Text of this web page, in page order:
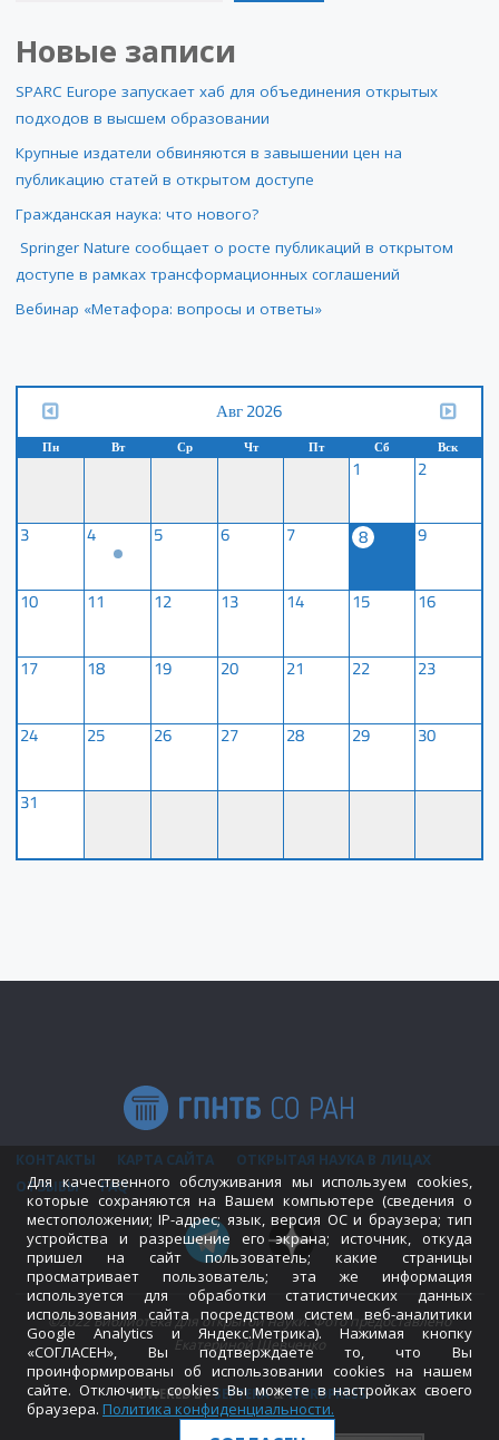
Новые записи
SPARC Europe запускает хаб для объединения открытых
подходов в высшем образовании
Крупные издатели обвиняются в завышении цен на
публикацию статей в открытом доступе
Гражданская наука: что нового?
Springer Nature сообщает о росте публикаций в открытом
доступе в рамках трансформационных соглашений
Вебинар «Метафора: вопросы и ответы»
Авг 2026
Пн Вт Ср Чт Пт Сб Вск
1 2
3 4 5 6 7 8 9
10 11 12 13 14 15 16
17 18 19 20 21 22 23
24 25 26 27 28 29 30
31
КОНТАКТЫ КАРТА САЙТА
ОТКРЫТАЯ НАУКА В ЛИЦАХ
ОТЗЫВЫ
FAQ
©2022 Библиотека для открытой науки. Фото предоставлено
Екатериной Шевченко
POWERED BYSEPTERA&WORDPRESS.
Для качественного обслуживания мы используем cookies,
которые сохраняются на Вашем компьютере (сведения о
местоположении; IP-адрес; язык, версия ОС и браузера; тип
устройства и разрешение его экрана; источник, откуда
пришел на сайт пользователь; какие страницы
просматривает пользователь; эта же информация
используется для обработки статистических данных
использования сайта посредством систем веб-аналитики
Google Analytics и Яндекс.Метрика). Нажимая кнопку
«СОГЛАСЕН», Вы подтверждаете то, что Вы
проинформированы об использовании cookies на нашем
сайте. Отключить cookies Вы можете в настройках своего
браузера. Политика конфиденциальности.